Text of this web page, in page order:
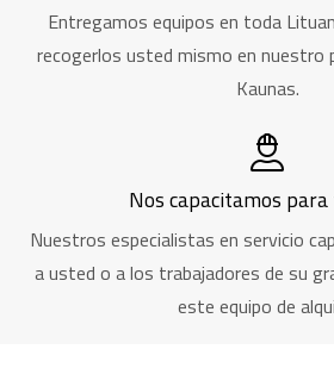
Entregamos equipos en toda
recogerlos usted mismo en nuestro
Kaunas.
Nos capacitamos
Nuestros especialistas en servicio
a usted o a los trabajadores de su
este equipo de